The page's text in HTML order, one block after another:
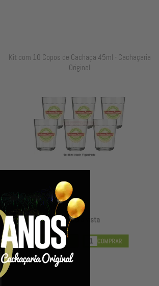
Kit com 10 Copos de Cachaça 45ml - Cachaçaria
Original
R$ 99,00
R$ 96,03à vista